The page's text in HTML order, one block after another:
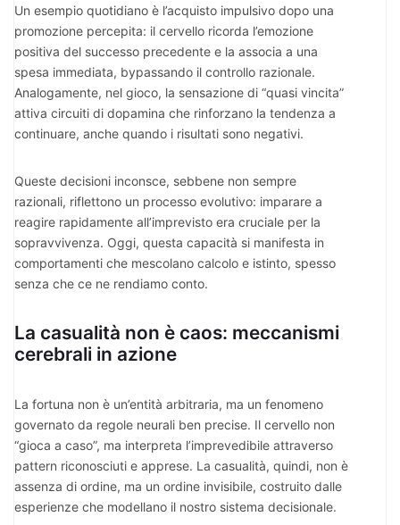
Un esempio quotidiano è l’acquisto impulsivo dopo una
promozione percepita: il cervello ricorda l’emozione
positiva del successo precedente e la associa a una
spesa immediata, bypassando il controllo razionale.
Analogamente, nel gioco, la sensazione di “quasi vincita”
attiva circuiti di dopamina che rinforzano la tendenza a
continuare, anche quando i risultati sono negativi.
Queste decisioni inconsce, sebbene non sempre
razionali, riflettono un processo evolutivo: imparare a
reagire rapidamente all’imprevisto era cruciale per la
sopravvivenza. Oggi, questa capacità si manifesta in
comportamenti che mescolano calcolo e istinto, spesso
senza che ce ne rendiamo conto.
La casualità non è caos: meccanismi
cerebrali in azione
La fortuna non è un’entità arbitraria, ma un fenomeno
governato da regole neurali ben precise. Il cervello non
“gioca a caso”, ma interpreta l’imprevedibile attraverso
pattern riconosciuti e apprese. La casualità, quindi, non è
assenza di ordine, ma un ordine invisibile, costruito dalle
esperienze che modellano il nostro sistema decisionale.